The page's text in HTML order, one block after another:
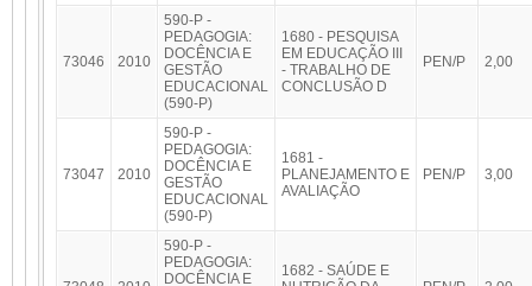
73046 2010
590-P -
PEDAGOGIA:
DOCÊNCIA E
GESTÃO
EDUCACIONAL
(590-P)
1680 - PESQUISA
EM EDUCAÇÃO III
- TRABALHO DE
CONCLUSÃO D
PEN/P 2,00
73047 2010
590-P -
PEDAGOGIA:
DOCÊNCIA E
GESTÃO
EDUCACIONAL
(590-P)
1681 -
PLANEJAMENTO E
AVALIAÇÃO
PEN/P 3,00
590-P -
PEDAGOGIA:
DOCÊNCIA E
1682 - SAÚDE E